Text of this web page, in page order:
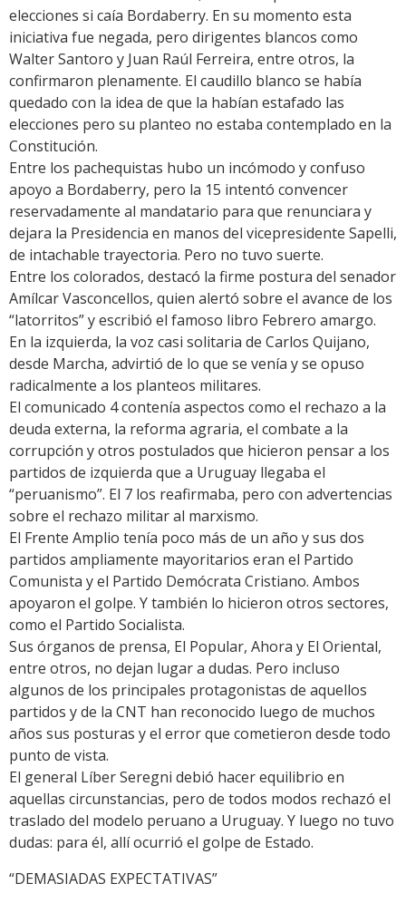
elecciones si caía Bordaberry. En su momento esta
iniciativa fue negada, pero dirigentes blancos como
Walter Santoro y Juan Raúl Ferreira, entre otros, la
confirmaron plenamente. El caudillo blanco se había
quedado con la idea de que la habían estafado las
elecciones pero su planteo no estaba contemplado en la
Constitución.
Entre los pachequistas hubo un incómodo y confuso
apoyo a Bordaberry, pero la 15 intentó convencer
reservadamente al mandatario para que renunciara y
dejara la Presidencia en manos del vicepresidente Sapelli,
de intachable trayectoria. Pero no tuvo suerte.
Entre los colorados, destacó la firme postura del senador
Amílcar Vasconcellos, quien alertó sobre el avance de los
“latorritos” y escribió el famoso libro Febrero amargo.
En la izquierda, la voz casi solitaria de Carlos Quijano,
desde Marcha, advirtió de lo que se venía y se opuso
radicalmente a los planteos militares.
El comunicado 4 contenía aspectos como el rechazo a la
deuda externa, la reforma agraria, el combate a la
corrupción y otros postulados que hicieron pensar a los
partidos de izquierda que a Uruguay llegaba el
“peruanismo”. El 7 los reafirmaba, pero con advertencias
sobre el rechazo militar al marxismo.
El Frente Amplio tenía poco más de un año y sus dos
partidos ampliamente mayoritarios eran el Partido
Comunista y el Partido Demócrata Cristiano. Ambos
apoyaron el golpe. Y también lo hicieron otros sectores,
como el Partido Socialista.
Sus órganos de prensa, El Popular, Ahora y El Oriental,
entre otros, no dejan lugar a dudas. Pero incluso
algunos de los principales protagonistas de aquellos
partidos y de la CNT han reconocido luego de muchos
años sus posturas y el error que cometieron desde todo
punto de vista.
El general Líber Seregni debió hacer equilibrio en
aquellas circunstancias, pero de todos modos rechazó el
traslado del modelo peruano a Uruguay. Y luego no tuvo
dudas: para él, allí ocurrió el golpe de Estado.
“DEMASIADAS EXPECTATIVAS”